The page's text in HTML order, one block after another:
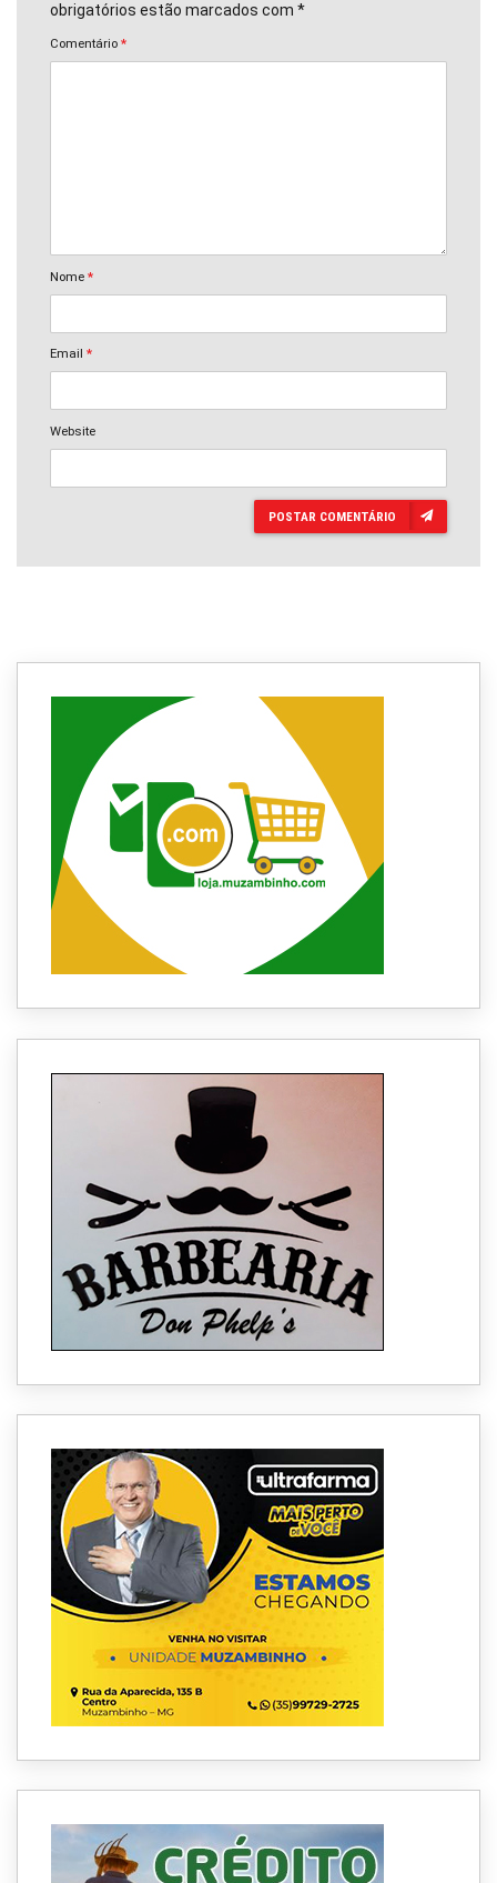
obrigatórios estão marcados com *
Comentário *
Nome *
Email *
Website
POSTAR COMENTÁRIO